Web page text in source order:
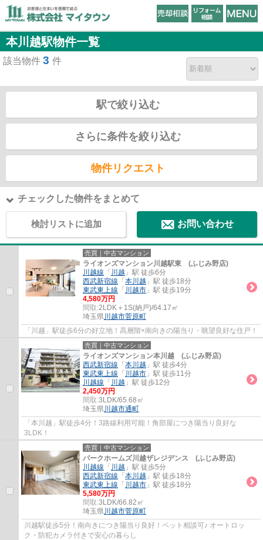
本川越駅物件一覧
該当物件 3 件
駅で絞り込む
さらに条件を絞り込む
物件リクエスト
チェックした物件をまとめて
検討リストに追加 お問い合わせ
売買｜中古マンション
ライオンズマンション川越駅東 (ふじみ野店)
川越線 「 川越 」駅 徒歩6分
西武新宿線 「 本川越 」駅 徒歩18分
東武東上線 「 川越市 」駅 徒歩19分
4,580万円
間取:2LDK＋1S(納戸)/64.17㎡
埼玉県川越市菅原町
「川越」駅徒歩6分の好立地！高層階×南向きの陽当り・眺望良好な住戸！
売買｜中古マンション
ライオンズマンション本川越 (ふじみ野店)
西武新宿線 「 本川越 」駅 徒歩4分
東武東上線 「 川越市 」駅 徒歩11分
川越線 「 川越 」駅 徒歩12分
2,450万円
間取:3LDK/65.68㎡
埼玉県川越市通町
「本川越」駅徒歩4分！3路線利用可能！角部屋につき陽当り良好な
3LDK！
売買｜中古マンション
パークホームズ川越ザレジデンス (ふじみ野店)
川越線 「 川越 」駅 徒歩5分
西武新宿線 「 本川越 」駅 徒歩18分
東武東上線 「 川越市 」駅 徒歩18分
5,580万円
間取:3LDK/66.82㎡
埼玉県川越市菅原町
川越駅徒歩5分！南向きにつき陽当り良好！ペット相談可♪ オートロッ
ク・防犯カメラ付きで安心の暮らし